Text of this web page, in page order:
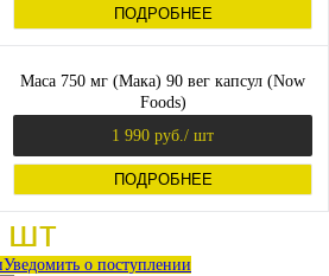
ПОДРОБНЕЕ
Maca 750 мг (Мака) 90 вег капсул (Now
Foods)
1 990 руб. / шт
ПОДРОБНЕЕ
шт
Уведомить о поступлении